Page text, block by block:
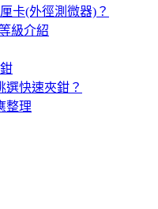
卡(外徑測微器)？
級介紹
選快速夾鉗？
整理